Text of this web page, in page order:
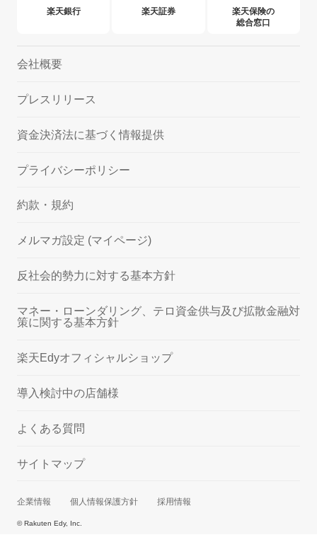
楽天銀行 楽天証券
楽天保険の
総合窓口
会社概要
プレスリリース
資金決済法に基づく情報提供
プライバシーポリシー
約款・規約
メルマガ設定 (マイページ)
反社会的勢力に対する基本方針
マネー・ローンダリング、テロ資金供与及び拡散金融対
策に関する基本方針
楽天Edyオフィシャルショップ
導入検討中の店舗様
よくある質問
サイトマップ
企業情報 個人情報保護方針 採用情報
© Rakuten Edy, Inc.